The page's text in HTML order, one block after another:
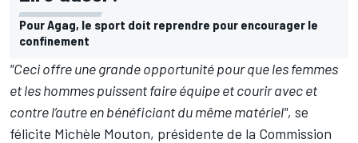
Pour Agag, le sport doit reprendre pour encourager le
confinement
"Ceci offre une grande opportunité pour que les femmes
et les hommes puissent faire équipe et courir avec et
contre l’autre en bénéficiant du même matériel", se
félicite Michèle Mouton, présidente de la Commission